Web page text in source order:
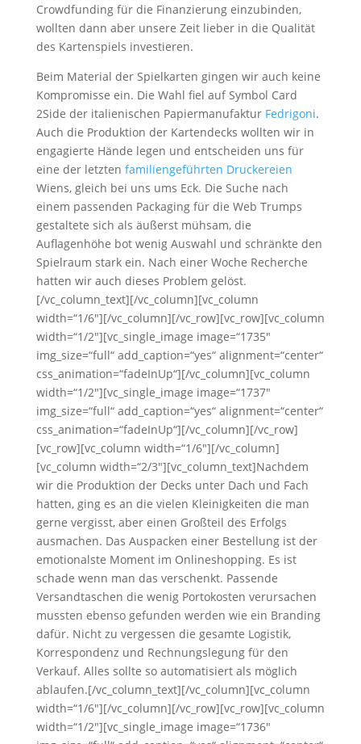
Crowdfunding für die Finanzierung einzubinden,
wollten dann aber unsere Zeit lieber in die Qualität
des Kartenspiels investieren.
Beim Material der Spielkarten gingen wir auch keine
Kompromisse ein. Die Wahl fiel auf Symbol Card
2Side der italienischen Papiermanufaktur Fedrigoni.
Auch die Produktion der Kartendecks wollten wir in
engagierte Hände legen und entscheiden uns für
eine der letzten familiengeführten Druckereien
Wiens, gleich bei uns ums Eck. Die Suche nach
einem passenden Packaging für die Web Trumps
gestaltete sich als äußerst mühsam, die
Auflagenhöhe bot wenig Auswahl und schränkte den
Spielraum stark ein. Nach einer Woche Recherche
hatten wir auch dieses Problem gelöst.
[/vc_column_text][/vc_column][vc_column
width=“1/6″][/vc_column][/vc_row][vc_row][vc_column
width=“1/2″][vc_single_image image=“1735″
img_size=“full“ add_caption=“yes“ alignment=“center“
css_animation=“fadeInUp“][/vc_column][vc_column
width=“1/2″][vc_single_image image=“1737″
img_size=“full“ add_caption=“yes“ alignment=“center“
css_animation=“fadeInUp“][/vc_column][/vc_row]
[vc_row][vc_column width=“1/6″][/vc_column]
[vc_column width=“2/3″][vc_column_text]Nachdem
wir die Produktion der Decks unter Dach und Fach
hatten, ging es an die vielen Kleinigkeiten die man
gerne vergisst, aber einen Großteil des Erfolgs
ausmachen. Das Auspacken einer Bestellung ist der
emotionalste Moment im Onlineshopping. Es ist
schade wenn man das verschenkt. Passende
Versandtaschen die wenig Portokosten verursachen
mussten ebenso gefunden werden wie ein Branding
dafür. Nicht zu vergessen die gesamte Logistik,
Korrespondenz und Rechnungslegung für den
Verkauf. Alles sollte so automatisiert als möglich
ablaufen.[/vc_column_text][/vc_column][vc_column
width=“1/6″][/vc_column][/vc_row][vc_row][vc_column
width=“1/2″][vc_single_image image=“1736″